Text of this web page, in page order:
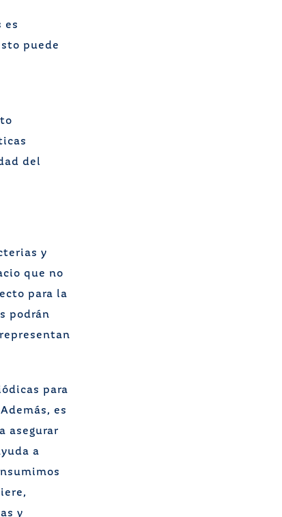
es
puede
del
y
que no
para la
podrán
para
es
asegurar
a
y